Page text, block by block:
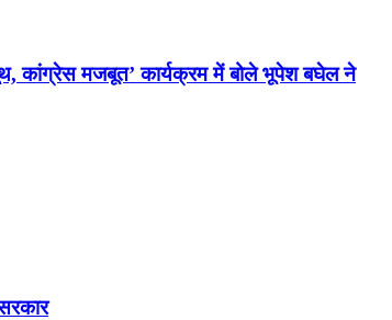
कांग्रेस मजबूत’ कार्यक्रम में बोले भूपेश बघेल ने